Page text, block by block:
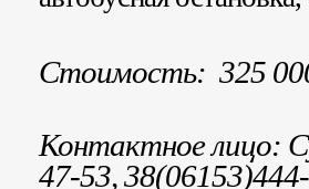
Стоимость: 325
Контактное лицо:
47-53,